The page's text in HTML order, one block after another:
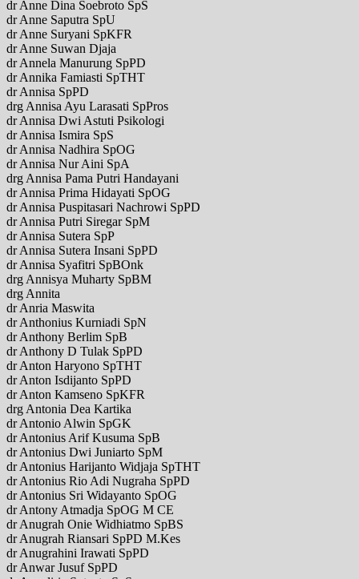
dr Anne Dina Soebroto SpS
dr Anne Saputra SpU
dr Anne Suryani SpKFR
dr Anne Suwan Djaja
dr Annela Manurung SpPD
dr Annika Famiasti SpTHT
dr Annisa SpPD
drg Annisa Ayu Larasati SpPros
dr Annisa Dwi Astuti Psikologi
dr Annisa Ismira SpS
dr Annisa Nadhira SpOG
dr Annisa Nur Aini SpA
drg Annisa Pama Putri Handayani
dr Annisa Prima Hidayati SpOG
dr Annisa Puspitasari Nachrowi SpPD
dr Annisa Putri Siregar SpM
dr Annisa Sutera SpP
dr Annisa Sutera Insani SpPD
dr Annisa Syafitri SpBOnk
drg Annisya Muharty SpBM
drg Annita
dr Anria Maswita
dr Anthonius Kurniadi SpN
dr Anthony Berlim SpB
dr Anthony D Tulak SpPD
dr Anton Haryono SpTHT
dr Anton Isdijanto SpPD
dr Anton Kamseno SpKFR
drg Antonia Dea Kartika
dr Antonio Alwin SpGK
dr Antonius Arif Kusuma SpB
dr Antonius Dwi Juniarto SpM
dr Antonius Harijanto Widjaja SpTHT
dr Antonius Rio Adi Nugraha SpPD
dr Antonius Sri Widayanto SpOG
dr Antony Atmadja SpOG M CE
dr Anugrah Onie Widhiatmo SpBS
dr Anugrah Riansari SpPD M.Kes
dr Anugrahini Irawati SpPD
dr Anwar Jusuf SpPD